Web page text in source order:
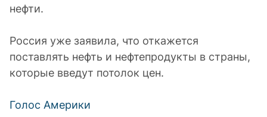
нефти.
Россия уже заявила, что откажется
поставлять нефть и нефтепродукты в страны,
которые введут потолок цен.
Голос Америки